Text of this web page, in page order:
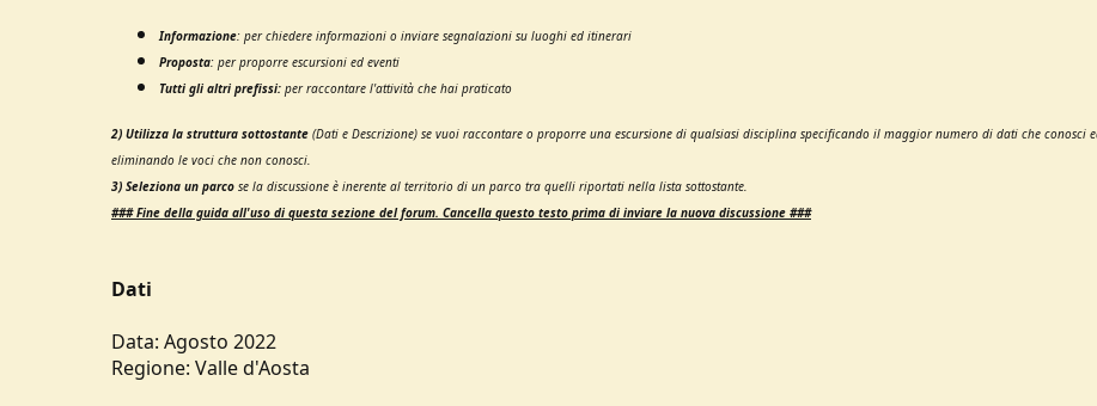
o
n
e
o
Informazione: per chiedere informazioni o inviare segnalazioni su luoghi ed itinerari
Proposta: per proporre escursioni ed eventi
Tutti gli altri prefissi: per raccontare l'attività che hai praticato
2) Utilizza la struttura sottostante (Dati e Descrizione) se vuoi raccontare o proporre una escursione di qualsiasi disciplina specificando il maggior numero di dati che conosci
eliminando le voci che non conosci.
3) Seleziona un parco se la discussione è inerente al territorio di un parco tra quelli riportati nella lista sottostante.
### Fine della guida all'uso di questa sezione del forum. Cancella questo testo prima di inviare la nuova discussione ###
Dati
Data: Agosto 2022
Regione: Valle d'Aosta